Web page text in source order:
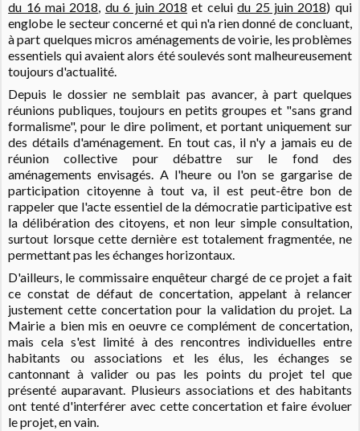
du 16 mai 2018, du 6 juin 2018 et celuidu 25 juin 2018) qui
englobe le secteur concerné et qui n'a rien donné de concluant,
à part quelques micros aménagements de voirie, les problèmes
essentiels qui avaient alors été soulevés sont malheureusement
toujours d'actualité.
Depuis le dossier ne semblait pas avancer, à part quelques
réunions publiques, toujours en petits groupes et "sans grand
formalisme", pour le dire poliment, et portant uniquement sur
des détails d'aménagement. En tout cas, il n'y a jamais eu de
réunion collective pour débattre sur le fond des
aménagements envisagés. A l'heure ou l'on se gargarise de
participation citoyenne à tout va, il est peut-être bon de
rappeler que l'acte essentiel de la démocratie participative est
la délibération des citoyens, et non leur simple consultation,
surtout lorsque cette dernière est totalement fragmentée, ne
permettant pas les échanges horizontaux.
D'ailleurs, le commissaire enquêteur chargé de ce projet a fait
ce constat de défaut de concertation, appelant à relancer
justement cette concertation pour la validation du projet. La
Mairie a bien mis en oeuvre ce complément de concertation,
mais cela s'est limité à des rencontres individuelles entre
habitants ou associations et les élus, les échanges se
cantonnant à valider ou pas les points du projet tel que
présenté auparavant. Plusieurs associations et des habitants
ont tenté d'interférer avec cette concertation et faire évoluer
le projet, en vain.